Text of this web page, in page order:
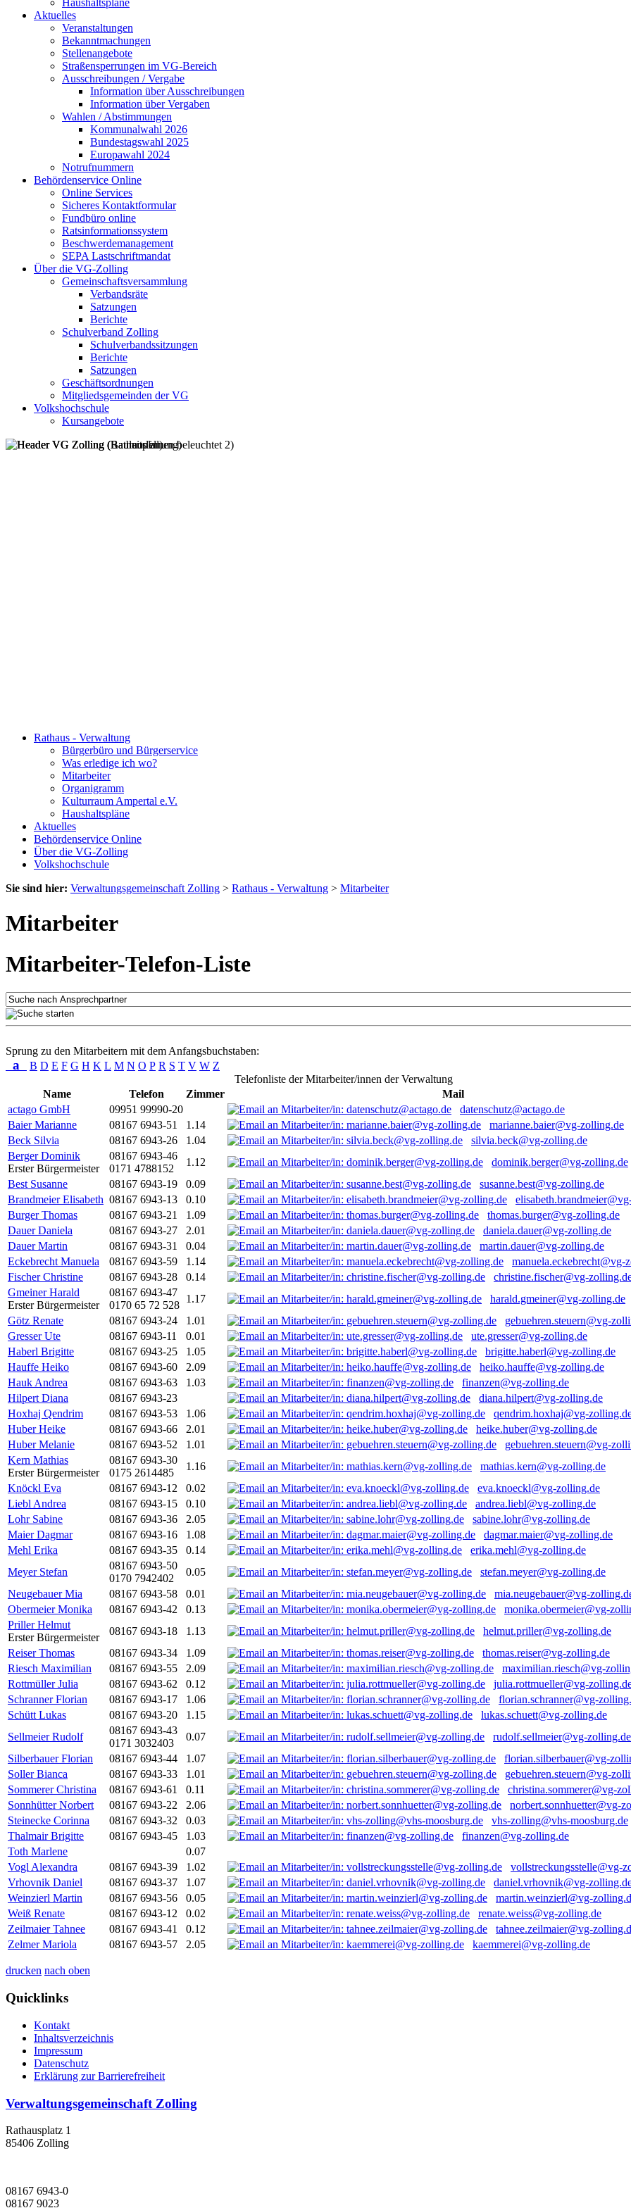
Haushaltspläne
Aktuelles
Veranstaltungen
Bekanntmachungen
Stellenangebote
Straßensperrungen im VG-Bereich
Ausschreibungen / Vergabe
Information über Ausschreibungen
Information über Vergaben
Wahlen / Abstimmungen
Kommunalwahl 2026
Bundestagswahl 2025
Europawahl 2024
Notrufnummern
Behördenservice Online
Online Services
Sicheres Kontaktformular
Fundbüro online
Ratsinformationssystem
Beschwerdemanagement
SEPA Lastschriftmandat
Über die VG-Zolling
Gemeinschaftsversammlung
Verbandsräte
Satzungen
Berichte
Schulverband Zolling
Schulverbandssitzungen
Berichte
Satzungen
Geschäftsordnungen
Mitgliedsgemeinden der VG
Volkshochschule
Kursangebote
Rathaus - Verwaltung
Bürgerbüro und Bürgerservice
Was erledige ich wo?
Mitarbeiter
Organigramm
Kulturraum Ampertal e.V.
Haushaltspläne
Aktuelles
Behördenservice Online
Über die VG-Zolling
Volkshochschule
Sie sind hier: Verwaltungsgemeinschaft Zolling > Rathaus - Verwaltung > Mitarbeiter
Mitarbeiter
Mitarbeiter-Telefon-Liste
Sprung zu den Mitarbeitern mit dem Anfangsbuchstaben:
a B D E F G H K L M N O P R S T V W Z
Telefonliste der Mitarbeiter/innen der Verwaltung
Name
Telefon Zimmer
Mail
actago GmbH
09951 99990-20
datenschutz@actago.de
Baier Marianne
08167 6943-51 1.14
marianne.baier@vg-zolling.de
Beck Silvia
08167 6943-26 1.04
silvia.beck@vg-zolling.de
Berger Dominik
Erster Bürgermeister
08167 6943-46
0171 4788152
1.12
dominik.berger@vg-zolling.de
Best Susanne
08167 6943-19 0.09
susanne.best@vg-zolling.de
Brandmeier Elisabeth 08167 6943-13 0.10
Burger Thomas
08167 6943-21 1.09
thomas.burger@vg-zolling.de
Dauer Daniela
08167 6943-27 2.01
daniela.dauer@vg-zolling.de
Dauer Martin
08167 6943-31 0.04
martin.dauer@vg-zolling.de
Eckebrecht Manuela
08167 6943-59 1.14
manuela.eckebrecht@vg-
Fischer Christine
08167 6943-28 0.14
christine.fischer@vg-
Gmeiner Harald
Erster Bürgermeister
08167 6943-47
0170 65 72 528
1.17
harald.gmeiner@vg-zolling.de
Götz Renate
08167 6943-24 1.01
gebuehren.steuern@vg-
Gresser Ute
08167 6943-11 0.01
ute.gresser@vg-zolling.de
Haberl Brigitte
08167 6943-25 1.05
brigitte.haberl@vg-zolling.de
Hauffe Heiko
08167 6943-60 2.09
heiko.hauffe@vg-zolling.de
Hauk Andrea
08167 6943-63 1.03
finanzen@vg-zolling.de
Hilpert Diana
08167 6943-23
diana.hilpert@vg-zolling.de
Hoxhaj Qendrim
08167 6943-53 1.06
qendrim.hoxhaj@vg-
Huber Heike
08167 6943-66 2.01
heike.huber@vg-zolling.de
Huber Melanie
08167 6943-52 1.01
gebuehren.steuern@vg-
Kern Mathias
Erster Bürgermeister
08167 6943-30
0175 2614485
1.16
mathias.kern@vg-zolling.de
Knöckl Eva
08167 6943-12 0.02
eva.knoeckl@vg-zolling.de
Liebl Andrea
08167 6943-15 0.10
andrea.liebl@vg-zolling.de
Lohr Sabine
08167 6943-36 2.05
sabine.lohr@vg-zolling.de
Maier Dagmar
08167 6943-16 1.08
dagmar.maier@vg-zolling.de
Mehl Erika
08167 6943-35 0.14
erika.mehl@vg-zolling.de
Meyer Stefan
08167 6943-50
0170 7942402
0.05
stefan.meyer@vg-zolling.de
Neugebauer Mia
08167 6943-58 0.01
mia.neugebauer@vg-
Obermeier Monika
08167 6943-42 0.13
monika.obermeier@vg-
Priller Helmut
Erster Bürgermeister
08167 6943-18 1.13
helmut.priller@vg-zolling.de
Reiser Thomas
08167 6943-34 1.09
thomas.reiser@vg-zolling.de
Riesch Maximilian
08167 6943-55 2.09
maximilian.riesch@vg-
Rottmüller Julia
08167 6943-62 0.12
julia.rottmueller@vg-
Schranner Florian
08167 6943-17 1.06
florian.schranner@vg-
Schütt Lukas
08167 6943-20 1.15
lukas.schuett@vg-zolling.de
Sellmeier Rudolf
08167 6943-43
0171 3032403
0.07
rudolf.sellmeier@vg-zolling.de
Silberbauer Florian
08167 6943-44 1.07
florian.silberbauer@vg-
Soller Bianca
08167 6943-33 1.01
gebuehren.steuern@vg-
Sommerer Christina
08167 6943-61 0.11
christina.sommerer@vg-
Sonnhütter Norbert
08167 6943-22 2.06
norbert.sonnhuetter@vg-
Steinecke Corinna
08167 6943-32 0.03
vhs-zolling@vhs-moosburg.de
Thalmair Brigitte
08167 6943-45 1.03
finanzen@vg-zolling.de
Toth Marlene
0.07
Vogl Alexandra
08167 6943-39 1.02
vollstreckungsstelle@vg-
Vrhovnik Daniel
08167 6943-37 1.07
daniel.vrhovnik@vg-
Weinzierl Martin
08167 6943-56 0.05
martin.weinzierl@vg-
Weiß Renate
08167 6943-12 0.02
renate.weiss@vg-zolling.de
Zeilmaier Tahnee
08167 6943-41 0.12
tahnee.zeilmaier@vg-
Zelmer Mariola
08167 6943-57 2.05 kaemmerei@vg-zolling.de
drucken nach oben
Quicklinks
Kontakt
Inhaltsverzeichnis
Impressum
Datenschutz
Erklärung zur Barrierefreiheit
Verwaltungsgemeinschaft Zolling
Rathausplatz 1
85406 Zolling
08167 6943-0
08167 9023